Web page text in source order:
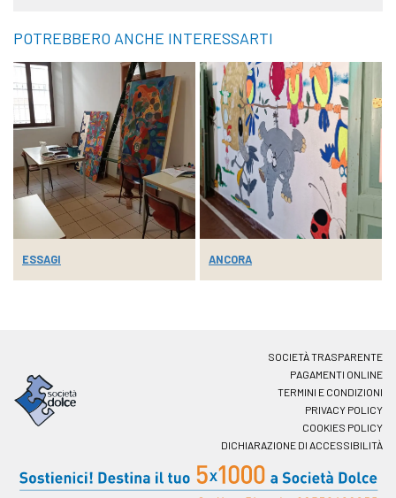
POTREBBERO ANCHE INTERESSARTI
ESSAGI ANCORA
SOCIETÀ TRASPARENTE
PAGAMENTI ONLINE
TERMINI E CONDIZIONI
PRIVACY POLICY
COOKIES POLICY
DICHIARAZIONE DI ACCESSIBILITÀ